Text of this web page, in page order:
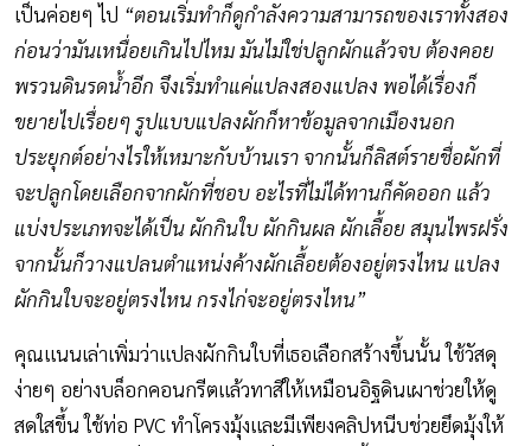
เป็นค่อยๆ ไป “ตอนเริ่มทำก็ดูกำลังความสามารถของเราทั้งสอง
ก่อนว่ามันเหนื่อยเกินไปไหม มันไม่ใช่ปลูกผักแล้วจบ ต้องคอย
พรวนดินรดน้ำอีก จึงเริ่มทำแค่แปลงสองแปลง พอได้เรื่องก็
ขยายไปเรื่อยๆ รูปแบบแปลงผักก็หาข้อมูลจากเมืองนอก
ประยุกต์อย่างไรให้เหมาะกับบ้านเรา จากนั้นก็ลิสต์รายชื่อผักที่
จะปลูกโดยเลือกจากผักที่ชอบ อะไรที่ไม่ได้ทานก็คัดออก แล้ว
แบ่งประเภทจะได้เป็น ผักกินใบ ผักกินผล ผักเลื้อย สมุนไพรฝรั่ง
จากนั้นก็วางแปลนตำแหน่งค้างผักเลื้อยต้องอยู่ตรงไหน แปลง
ผักกินใบจะอยู่ตรงไหน กรงไก่จะอยู่ตรงไหน”
คุณแนนเล่าเพิ่มว่าแปลงผักกินใบที่เธอเลือกสร้างขึ้นนั้น ใช้วัสดุ
ง่ายๆ อย่างบล็อกคอนกรีตแล้วทาสีให้เหมือนอิฐดินเผาช่วยให้ดู
สดใสขึ้น ใช้ท่อ PVC ทำโครงมุ้งและมีเพียงคลิปหนีบช่วยยึดมุ้งให้